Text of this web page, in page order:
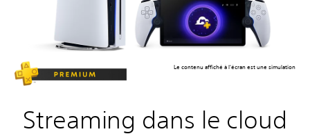
Streaming dans le cloud
Le contenu affiché à l'écran est une simulation